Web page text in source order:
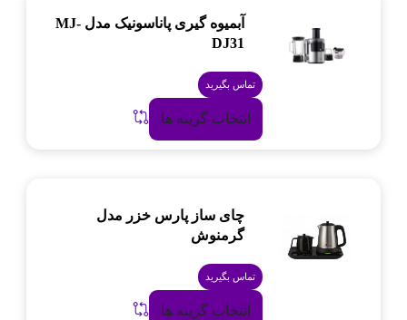
آبمیوه گیری پاناسونیک مدل MJ-
DJ31
تماس بگیرید
انتخاب گزینه ها
چای ساز پارس خزر مدل
گرمنوش
تماس بگیرید
انتخاب گزینه ها